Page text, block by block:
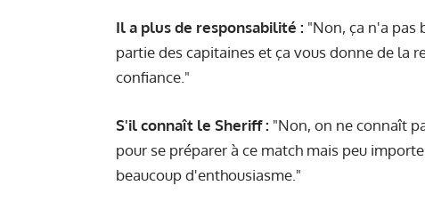
Il a plus de responsabilité : "Non, ça n'a pas
partie des capitaines et ça vous donne de la
confiance."
S'il connaît le Sheriff : "Non, on ne connaît
pour se préparer à ce match mais peu
beaucoup d'enthousiasme."